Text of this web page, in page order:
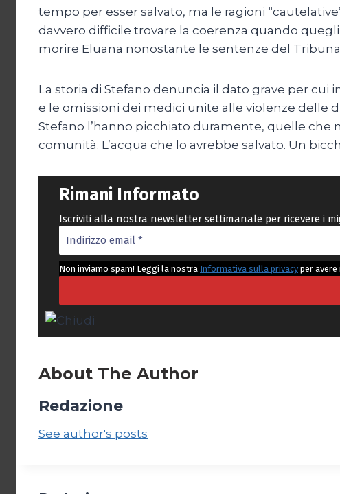
tempo per esser salvato, ma le ragioni
davvero difficile trovare la coerenza quando
morire Eluana nonostante le sentenze del
La storia di Stefano denuncia il dato grave per
e le omissioni dei medici unite alle violenze delle
Stefano l’hanno picchiato duramente, quelle che
comunità. L’acqua che lo avrebbe salvato. Un
Rimani Informato
Iscriviti alla nostra newsletter settimanale per ricevere i
Non inviamo spam! Leggi la nostra Informativa sulla privacy per
About The Author
Redazione
See author's posts